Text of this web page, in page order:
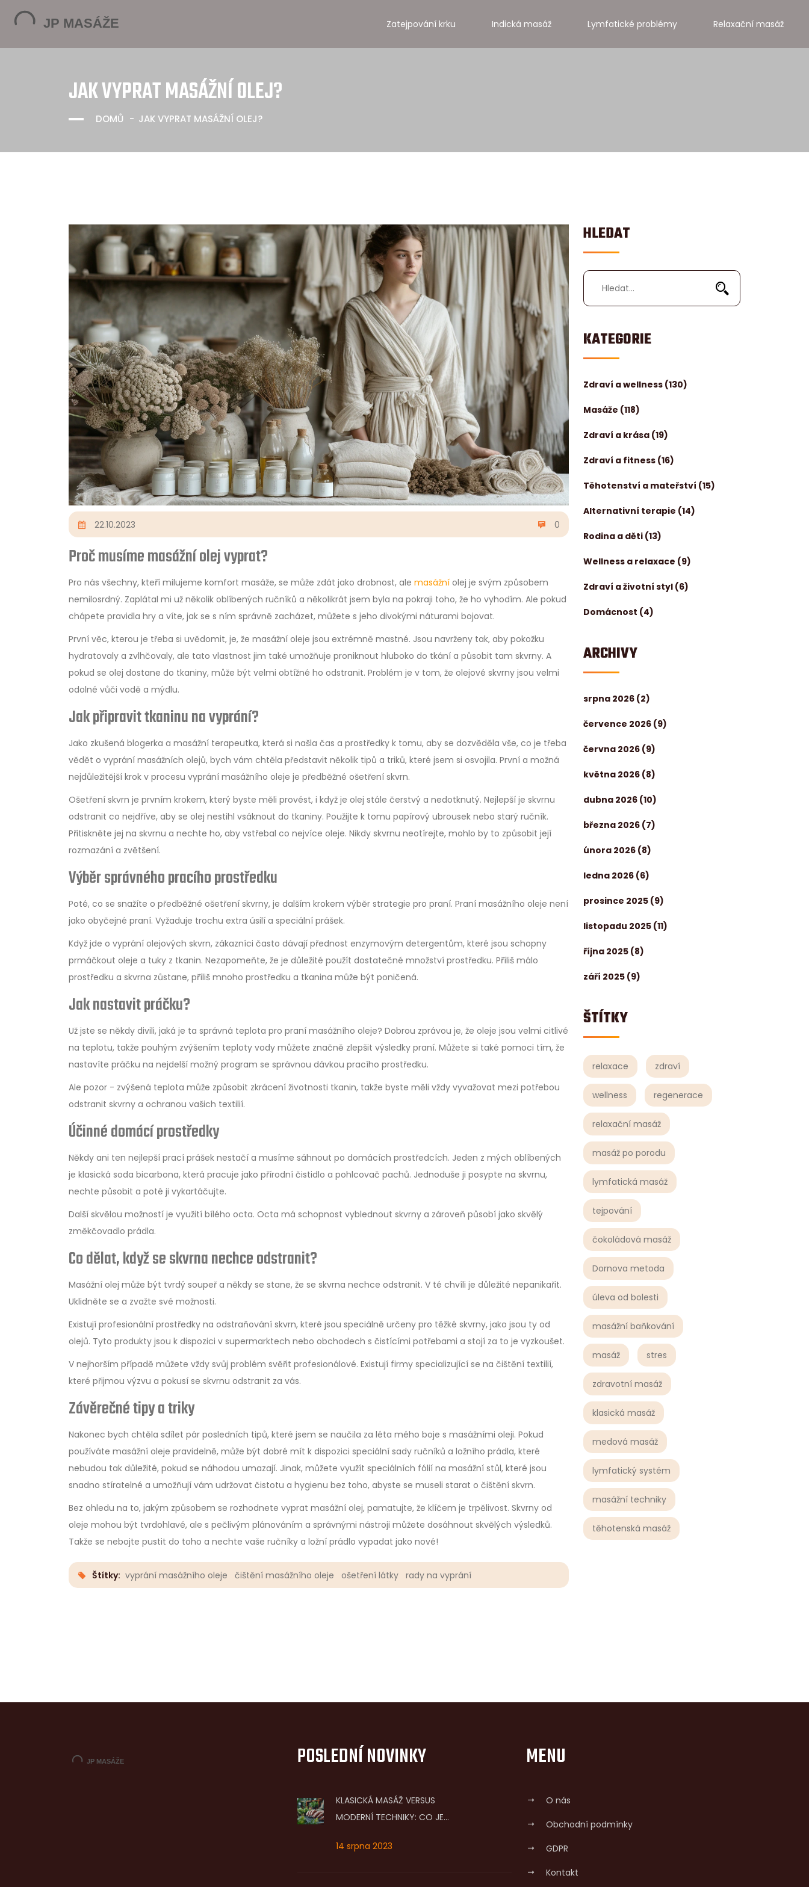
Zatejpování krku Indická masáž Lymfatické problémy Relaxační masáž
JAK VYPRAT MASÁŽNÍ OLEJ?
DOMŮ JAK VYPRAT MASÁŽNÍ OLEJ?
HLEDAT
KATEGORIE
Zdraví a wellness (130)
Masáže (118)
Zdraví a krása (19)
Zdraví a fitness (16)
Těhotenství a mateřství (15)
Alternativní terapie (14)
Rodina a děti (13)
Wellness a relaxace (9)
Zdraví a životní styl (6)
Domácnost (4)
ARCHIVY
srpna 2026 (2)
července 2026 (9)
června 2026 (9)
května 2026 (8)
dubna 2026 (10)
března 2026 (7)
února 2026 (8)
ledna 2026 (6)
prosince 2025 (9)
listopadu 2025 (11)
října 2025 (8)
září 2025 (9)
ŠTÍTKY
relaxace zdraví
wellness regenerace
relaxační masáž
masáž po porodu
lymfatická masáž
tejpování
čokoládová masáž
Dornova metoda
úleva od bolesti
masážní baňkování
masáž stres
zdravotní masáž
klasická masáž
medová masáž
lymfatický systém
masážní techniky
těhotenská masáž
22.10.2023 0
Proč musíme masážní olej vyprat?
Pro nás všechny, kteří milujeme komfort masáže, se může zdát jako drobnost, ale masážní olej je svým způsobem
nemilosrdný. Zaplátal mi už několik oblíbených ručníků a několikrát jsem byla na pokraji toho, že ho vyhodím. Ale pokud
chápete pravidla hry a víte, jak se s ním správně zacházet, můžete s jeho divokými náturami bojovat.
První věc, kterou je třeba si uvědomit, je, že masážní oleje jsou extrémně mastné. Jsou navrženy tak, aby pokožku
hydratovaly a zvlhčovaly, ale tato vlastnost jim také umožňuje proniknout hluboko do tkání a působit tam skvrny. A
pokud se olej dostane do tkaniny, může být velmi obtížné ho odstranit. Problém je v tom, že olejové skvrny jsou velmi
odolné vůči vodě a mýdlu.
Jak připravit tkaninu na vyprání?
Jako zkušená blogerka a masážní terapeutka, která si našla čas a prostředky k tomu, aby se dozvěděla vše, co je třeba
vědět o vyprání masážních olejů, bych vám chtěla představit několik tipů a triků, které jsem si osvojila. První a možná
nejdůležitější krok v procesu vyprání masážního oleje je předběžné ošetření skvrn.
Ošetření skvrn je prvním krokem, který byste měli provést, i když je olej stále čerstvý a nedotknutý. Nejlepší je skvrnu
odstranit co nejdříve, aby se olej nestihl vsáknout do tkaniny. Použijte k tomu papírový ubrousek nebo starý ručník.
Přitiskněte jej na skvrnu a nechte ho, aby vstřebal co nejvíce oleje. Nikdy skvrnu neotírejte, mohlo by to způsobit její
rozmazání a zvětšení.
Výběr správného pracího prostředku
Poté, co se snažíte o předběžné ošetření skvrny, je dalším krokem výběr strategie pro praní. Praní masážního oleje není
jako obyčejné praní. Vyžaduje trochu extra úsilí a speciální prášek.
Když jde o vyprání olejových skvrn, zákazníci často dávají přednost enzymovým detergentům, které jsou schopny
prmáčkout oleje a tuky z tkanin. Nezapomeňte, že je důležité použít dostatečné množství prostředku. Příliš málo
prostředku a skvrna zůstane, příliš mnoho prostředku a tkanina může být poničená.
Jak nastavit práčku?
Už jste se někdy divili, jaká je ta správná teplota pro praní masážního oleje? Dobrou zprávou je, že oleje jsou velmi citlivé
na teplotu, takže pouhým zvýšením teploty vody můžete značně zlepšit výsledky praní. Můžete si také pomoci tím, že
nastavíte práčku na nejdelší možný program se správnou dávkou pracího prostředku.
Ale pozor - zvýšená teplota může způsobit zkrácení životnosti tkanin, takže byste měli vždy vyvažovat mezi potřebou
odstranit skvrny a ochranou vašich textilií.
Účinné domácí prostředky
Někdy ani ten nejlepší prací prášek nestačí a musíme sáhnout po domácích prostředcích. Jeden z mých oblíbených
je klasická soda bicarbona, která pracuje jako přírodní čistidlo a pohlcovač pachů. Jednoduše ji posypte na skvrnu,
nechte působit a poté ji vykartáčujte.
Další skvělou možností je využití bílého octa. Octa má schopnost vyblednout skvrny a zároveň působí jako skvělý
změkčovadlo prádla.
Co dělat, když se skvrna nechce odstranit?
Masážní olej může být tvrdý soupeř a někdy se stane, že se skvrna nechce odstranit. V té chvíli je důležité nepanikařit.
Uklidněte se a zvažte své možnosti.
Existují profesionální prostředky na odstraňování skvrn, které jsou speciálně určeny pro těžké skvrny, jako jsou ty od
olejů. Tyto produkty jsou k dispozici v supermarktech nebo obchodech s čistícími potřebami a stojí za to je vyzkoušet.
V nejhorším případě můžete vždy svůj problém svěřit profesionálové. Existují firmy specializující se na čištění textilií,
které přijmou výzvu a pokusí se skvrnu odstranit za vás.
Závěrečné tipy a triky
Nakonec bych chtěla sdílet pár posledních tipů, které jsem se naučila za léta mého boje s masážními oleji. Pokud
používáte masážní oleje pravidelně, může být dobré mít k dispozici speciální sady ručníků a ložního prádla, které
nebudou tak důležité, pokud se náhodou umazají. Jinak, můžete využít speciálních fólií na masážní stůl, které jsou
snadno stíratelné a umožňují vám udržovat čistotu a hygienu bez toho, abyste se museli starat o čištění skvrn.
Bez ohledu na to, jakým způsobem se rozhodnete vyprat masážní olej, pamatujte, že klíčem je trpělivost. Skvrny od
oleje mohou být tvrdohlavé, ale s pečlivým plánováním a správnými nástroji můžete dosáhnout skvělých výsledků.
Takže se nebojte pustit do toho a nechte vaše ručníky a ložní prádlo vypadat jako nové!
Štítky: vyprání masážního oleje čištění masážního oleje ošetření látky rady na vyprání
POSLEDNÍ NOVINKY
KLASICKÁ MASÁŽ VERSUS
MODERNÍ TECHNIKY: CO JE
14 srpna 2023
MENU
O nás
Obchodní podmínky
GDPR
Kontakt